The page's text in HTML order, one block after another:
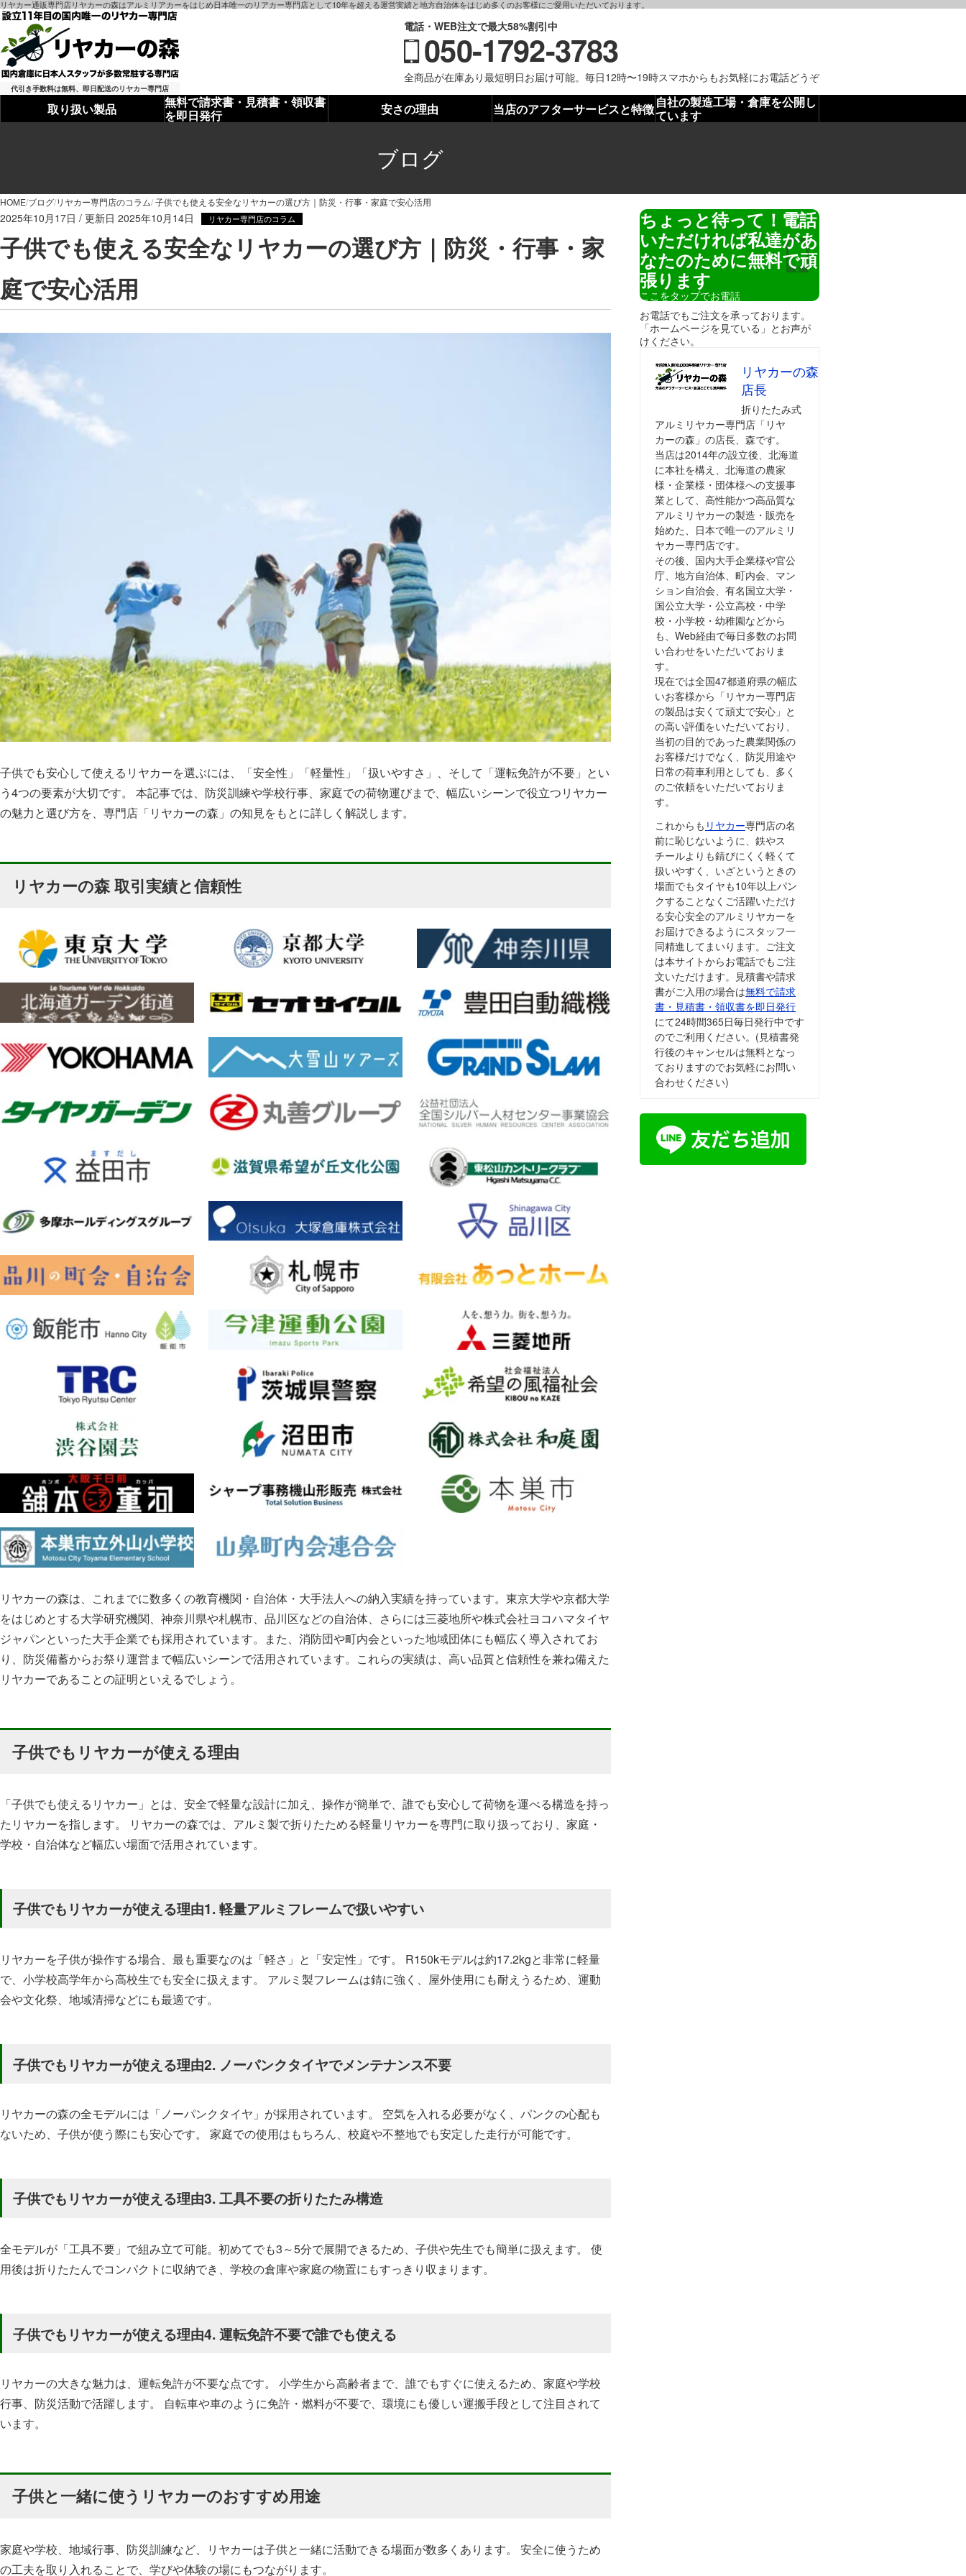
リヤカー通販専門店リヤカーの森はアルミリアカーをはじめ日本唯一のリアカー専門店として10年を超える運営実績と地方自治体をはじめ多くのお客様にご愛用いただいております。
代引き手数料は無料、即日配送のリヤカー専門店
電話・WEB注文で最大58%割引中
050-1792-3783
全商品が在庫あり最短明日お届け可能。毎日12時〜19時スマホからもお気軽にお電話どうぞ
取り扱い製品
無料で請求書・見積書・領収書
を即日発行
安さの理由 当店のアフターサービスと特徴自社の製造工場・倉庫を公開し
ています
ブログ
HOMEブログリヤカー専門店のコラム 子供でも使える安全なリヤカーの選び方｜防災・行事・家庭で安心活用
2025年10月17日 2025年10月14日 リヤカー専門店のコラム
子供でも使える安全なリヤカーの選び方｜防災・行事・家
庭で安心活用
子供でも安心して使えるリヤカーを選ぶには、「安全性」「軽量性」「扱いやすさ」、そして「運転免許が不要」とい
う4つの要素が大切です。 本記事では、防災訓練や学校行事、家庭での荷物運びまで、幅広いシーンで役立つリヤカー
の魅力と選び方を、専門店「リヤカーの森」の知見をもとに詳しく解説します。
リヤカーの森 取引実績と信頼性
リヤカーの森は、これまでに数多くの教育機関・自治体・大手法人への納入実績を持っています。東京大学や京都大学
をはじめとする大学研究機関、神奈川県や札幌市、品川区などの自治体、さらには三菱地所や株式会社ヨコハマタイヤ
ジャパンといった大手企業でも採用されています。また、消防団や町内会といった地域団体にも幅広く導入されてお
り、防災備蓄からお祭り運営まで幅広いシーンで活用されています。これらの実績は、高い品質と信頼性を兼ね備えた
リヤカーであることの証明といえるでしょう。
子供でもリヤカーが使える理由
「子供でも使えるリヤカー」とは、安全で軽量な設計に加え、操作が簡単で、誰でも安心して荷物を運べる構造を持っ
たリヤカーを指します。 リヤカーの森では、アルミ製で折りたためる軽量リヤカーを専門に取り扱っており、家庭・
学校・自治体など幅広い場面で活用されています。
子供でもリヤカーが使える理由1. 軽量アルミフレームで扱いやすい
リヤカーを子供が操作する場合、最も重要なのは「軽さ」と「安定性」です。 R150kモデルは約17.2kgと非常に軽量
で、小学校高学年から高校生でも安全に扱えます。 アルミ製フレームは錆に強く、屋外使用にも耐えうるため、運動
会や文化祭、地域清掃などにも最適です。
子供でもリヤカーが使える理由2. ノーパンクタイヤでメンテナンス不要
リヤカーの森の全モデルには「ノーパンクタイヤ」が採用されています。 空気を入れる必要がなく、パンクの心配も
ないため、子供が使う際にも安心です。 家庭での使用はもちろん、校庭や不整地でも安定した走行が可能です。
子供でもリヤカーが使える理由3. 工具不要の折りたたみ構造
全モデルが「工具不要」で組み立て可能。初めてでも3～5分で展開できるため、子供や先生でも簡単に扱えます。 使
用後は折りたたんでコンパクトに収納でき、学校の倉庫や家庭の物置にもすっきり収まります。
子供でもリヤカーが使える理由4. 運転免許不要で誰でも使える
リヤカーの大きな魅力は、運転免許が不要な点です。 小学生から高齢者まで、誰でもすぐに使えるため、家庭や学校
行事、防災活動で活躍します。 自転車や車のように免許・燃料が不要で、環境にも優しい運搬手段として注目されて
います。
子供と一緒に使うリヤカーのおすすめ用途
家庭や学校、地域行事、防災訓練など、リヤカーは子供と一緒に活動できる場面が数多くあります。 安全に使うため
の工夫を取り入れることで、学びや体験の場にもつながります。
ちょっと待って！電話
いただければ私達があ
なたのために無料で頑
張ります
ここをタップでお電話
お電話でもご注文を承っております。
「ホームページを見ている」とお声が
けください。
リヤカーの森
店長
折りたたみ式
アルミリヤカー専門店「リヤ
カーの森」の店長、森です。
当店は2014年の設立後、北海道
に本社を構え、北海道の農家
様・企業様・団体様への支援事
業として、高性能かつ高品質な
アルミリヤカーの製造・販売を
始めた、日本で唯一のアルミリ
ヤカー専門店です。
その後、国内大手企業様や官公
庁、地方自治体、町内会、マン
ション自治会、有名国立大学・
国公立大学・公立高校・中学
校・小学校・幼稚園などから
も、Web経由で毎日多数のお問
い合わせをいただいておりま
す。
現在では全国47都道府県の幅広
いお客様から「リヤカー専門店
の製品は安くて頑丈で安心」と
の高い評価をいただいており、
当初の目的であった農業関係の
お客様だけでなく、防災用途や
日常の荷車利用としても、多く
のご依頼をいただいておりま
す。
これからも リヤカー専門店の名
前に恥じないように、鉄やス
チールよりも錆びにくく軽くて
扱いやすく、いざというときの
場面でもタイヤも10年以上パン
クすることなくご活躍いただけ
る安心安全のアルミリヤカーを
お届けできるようにスタッフ一
同精進してまいります。ご注文
は本サイトからお電話でもご注
文いただけます。見積書や請求
書がご入用の場合は無料で請求
書・見積書・領収書を即日発行
にて24時間365日毎日発行中です
のでご利用ください。(見積書発
行後のキャンセルは無料となっ
ておりますのでお気軽にお問い
合わせください)